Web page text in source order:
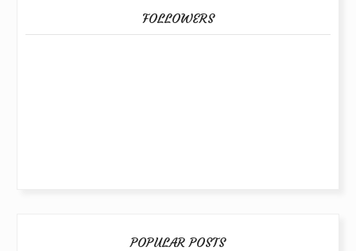
FOLLOWERS
POPULAR POSTS